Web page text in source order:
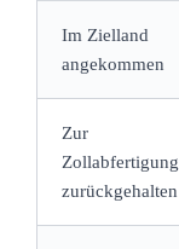
Im Zielland
angekommen
Zur
Zollabfertigung
zurückgehalten